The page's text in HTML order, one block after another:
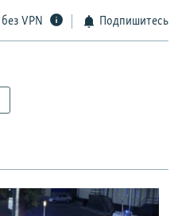
VPN Подпишитесь